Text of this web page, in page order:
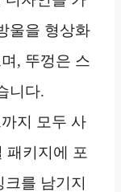
울을 형상화
, 뚜껑은 스
니다.
지 모두 사
패키지에 포
를 남기지